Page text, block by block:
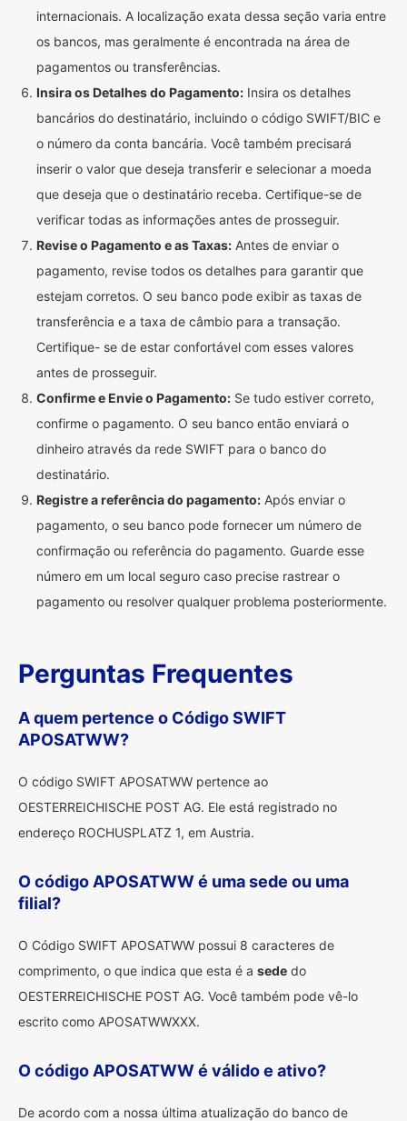
internacionais. A localização exata dessa seção varia entre
os bancos, mas geralmente é encontrada na área de
pagamentos ou transferências.
Insira os Detalhes do Pagamento: Insira os detalhes
bancários do destinatário, incluindo o código SWIFT/BIC e
o número da conta bancária. Você também precisará
inserir o valor que deseja transferir e selecionar a moeda
que deseja que o destinatário receba. Certifique-se de
verificar todas as informações antes de prosseguir.
Revise o Pagamento e as Taxas: Antes de enviar o
pagamento, revise todos os detalhes para garantir que
estejam corretos. O seu banco pode exibir as taxas de
transferência e a taxa de câmbio para a transação.
Certifique- se de estar confortável com esses valores
antes de prosseguir.
Confirme e Envie o Pagamento: Se tudo estiver correto,
confirme o pagamento. O seu banco então enviará o
dinheiro através da rede SWIFT para o banco do
destinatário.
Registre a referência do pagamento: Após enviar o
pagamento, o seu banco pode fornecer um número de
confirmação ou referência do pagamento. Guarde esse
número em um local seguro caso precise rastrear o
pagamento ou resolver qualquer problema posteriormente.
Perguntas Frequentes
A quem pertence o Código SWIFT
APOSATWW?
O código SWIFT APOSATWW pertence ao
OESTERREICHISCHE POST AG. Ele está registrado no
endereço ROCHUSPLATZ 1, em Austria.
O código APOSATWW é uma sede ou uma
filial?
O Código SWIFT APOSATWW possui 8 caracteres de
comprimento, o que indica que esta é a sede do
OESTERREICHISCHE POST AG. Você também pode vê-lo
escrito como APOSATWWXXX.
O código APOSATWW é válido e ativo?
De acordo com a nossa última atualização do banco de